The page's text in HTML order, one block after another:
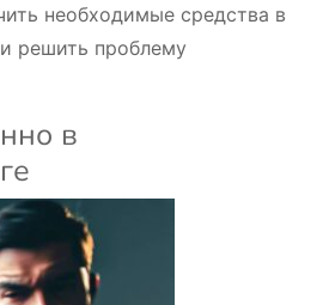
необходимые средства в
решить проблему
в